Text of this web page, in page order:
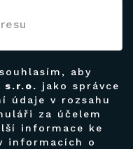
aby
s.r.o.
jako správce
údaje v rozsahu
za účelem
informace ke
informacích o